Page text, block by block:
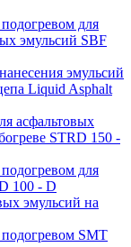
для
эмульсий SBF
эмульсий
Liquid Asphalt
асфальтовых
STRD 150 -
для
100 - D
эмульсий на
SMT